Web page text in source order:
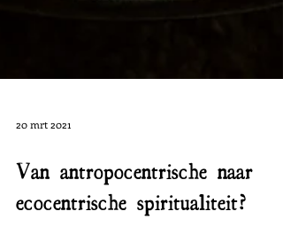
Van antropocentrische naar